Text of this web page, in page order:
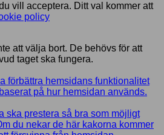
vill acceptera. Ditt val kommer att
policy
att välja bort. De behövs för att
taget ska fungera.
förbättra hemsidans funktionalitet
på hur hemsidan används.
ska prestera så bra som möjligt
du nekar de här kakorna kommer